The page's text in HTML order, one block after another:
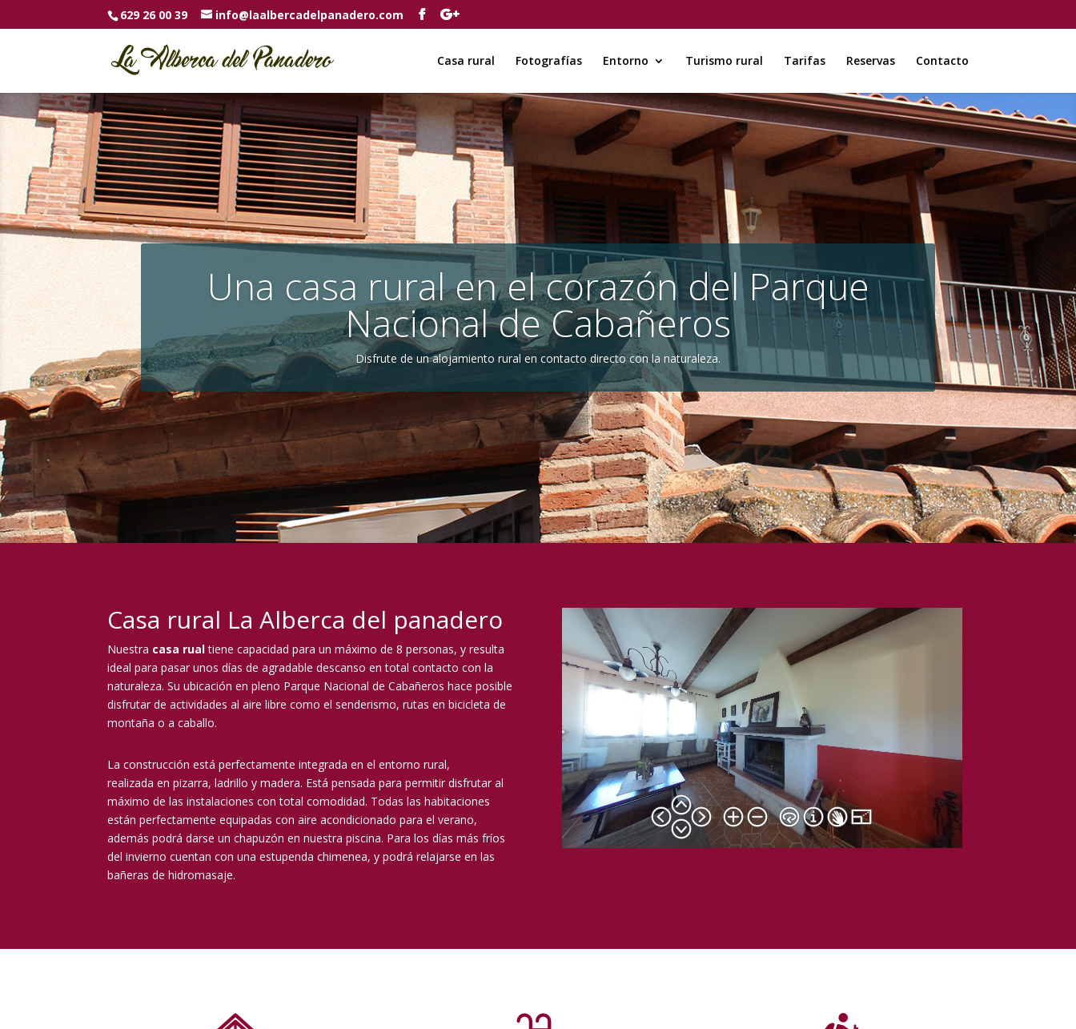
629 26 00 39 info@laalbercadelpanadero.com
Casa rural Fotografías Entorno Turismo rural Tarifas Reservas Contacto
Una casa rural en el corazón del Parque
Nacional de Cabañeros
Disfrute de un alojamiento rural en contacto directo con la naturaleza.
Casa rural La Alberca del panadero
Nuestra casa rualtiene capacidad para un máximo de 8 personas, y resulta
ideal para pasar unos días de agradable descanso en total contacto con la
naturaleza. Su ubicación en pleno Parque Nacional de Cabañeros hace posible
disfrutar de actividades al aire libre como el senderismo, rutas en bicicleta de
montaña o a caballo.
La construcción está perfectamente integrada en el entorno rural,
realizada en pizarra, ladrillo y madera. Está pensada para permitir disfrutar al
máximo de las instalaciones con total comodidad. Todas las habitaciones
están perfectamente equipadas con aire acondicionado para el verano,
además podrá darse un chapuzón en nuestra piscina. Para los días más fríos
del invierno cuentan con una estupenda chimenea, y podrá relajarse en las
bañeras de hidromasaje.